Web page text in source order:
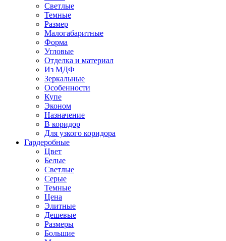
Светлые
Темные
Размер
Малогабаритные
Форма
Угловые
Отделка и материал
Из МДФ
Зеркальные
Особенности
Купе
Эконом
Назначение
В коридор
Для узкого коридора
Гардеробные
Цвет
Белые
Светлые
Серые
Темные
Цена
Элитные
Дешевые
Размеры
Большие